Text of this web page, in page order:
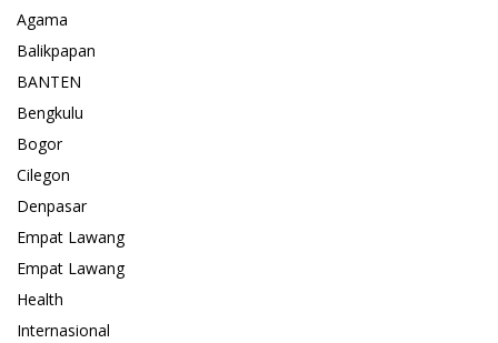
Agama
Balikpapan
BANTEN
Bengkulu
Bogor
Cilegon
Denpasar
Empat Lawang
Empat Lawang
Health
Internasional